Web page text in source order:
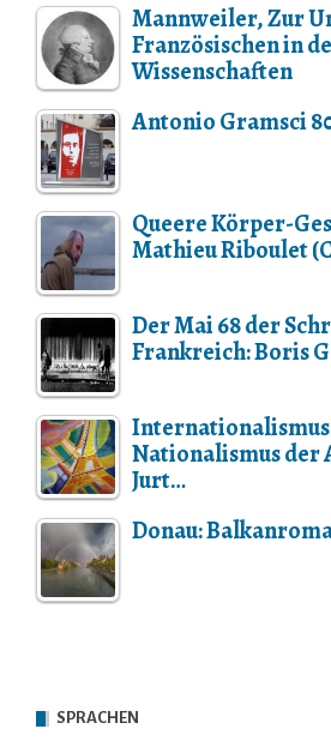
Mannweiler, Zur
Französischen in
Wissenschaften
Antonio Gramsci
Queere Körper-
Mathieu Riboulet
Der Mai 68 der
Frankreich: Boris
Nationalismus der
Jurt…
Donau:
SPRACHEN